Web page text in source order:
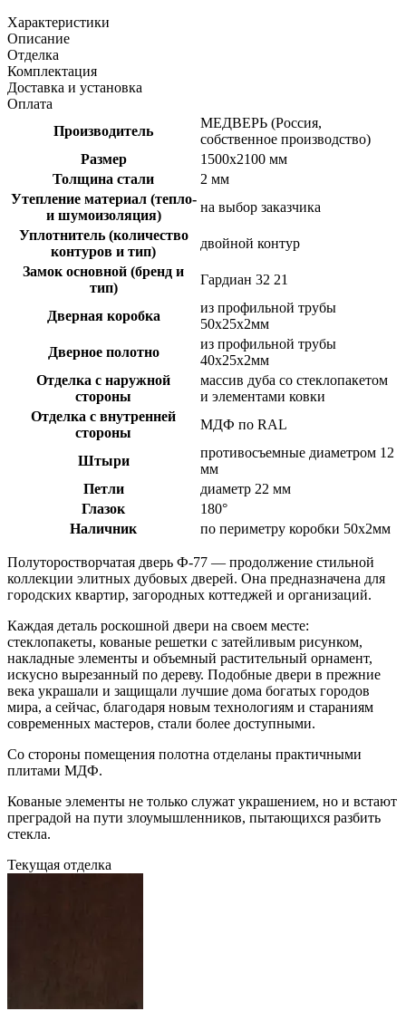
Характеристики
Описание
Отделка
Комплектация
Доставка и установка
Оплата
Производитель
МЕДВЕРЬ (Россия,
собственное производство)
Размер
1500х2100 мм
Толщина стали
2 мм
Утепление материал (тепло-
и шумоизоляция)
на выбор заказчика
Уплотнитель (количество
контуров и тип)
двойной контур
Замок основной (бренд и
тип)
Гардиан 32 21
Дверная коробка
из профильной трубы
50х25х2мм
Дверное полотно
из профильной трубы
40х25х2мм
Отделка с наружной
стороны
массив дуба со стеклопакетом
и элементами ковки
Отделка с внутренней
стороны
МДФ по RAL
Штыри
противосъемные диаметром 12
мм
Петли
диаметр 22 мм
Глазок
180°
Наличник
по периметру коробки 50х2мм
Полуторостворчатая дверь Ф-77 — продолжение стильной
коллекции элитных дубовых дверей. Она предназначена для
городских квартир, загородных коттеджей и организаций.
Каждая деталь роскошной двери на своем месте:
стеклопакеты, кованые решетки с затейливым рисунком,
накладные элементы и объемный растительный орнамент,
искусно вырезанный по дереву. Подобные двери в прежние
века украшали и защищали лучшие дома богатых городов
мира, а сейчас, благодаря новым технологиям и стараниям
современных мастеров, стали более доступными.
Со стороны помещения полотна отделаны практичными
плитами МДФ.
Кованые элементы не только служат украшением, но и встают
преградой на пути злоумышленников, пытающихся разбить
стекла.
Текущая отделка